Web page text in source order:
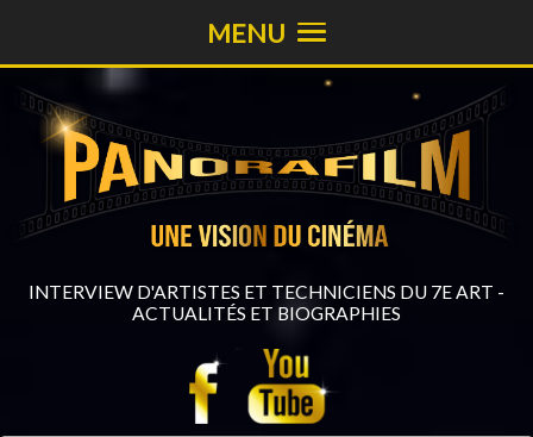
INTERVIEW D'ARTISTES ET TECHNICIENS DU 7E ART -
ACTUALITÉS ET BIOGRAPHIES
MENU